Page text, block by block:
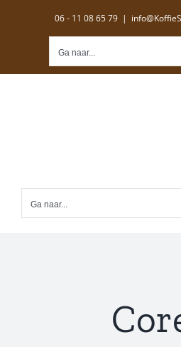
06 - 11 08 65 79 |
Ga naar...
Ga naar...